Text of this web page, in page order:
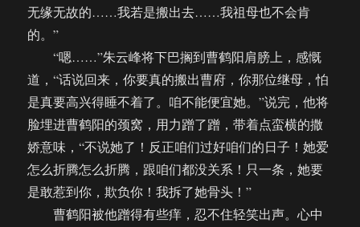
无缘无故的……我若是搬出去……我祖母也不会肯
的。”
“嗯……”朱云峰将下巴搁到曹鹤阳肩膀上，感慨
道，“话说回来，你要真的搬出曹府，你那位继母，怕
是真要高兴得睡不着了。咱不能便宜她。”说完，他将
脸埋进曹鹤阳的颈窝，用力蹭了蹭，带着点蛮横的撒
娇意味，“不说她了！反正咱们过好咱们的日子！她爱
怎么折腾怎么折腾，跟咱们都没关系！只一条，她要
是敢惹到你，欺负你！我拆了她骨头！”
曹鹤阳被他蹭得有些痒，忍不住轻笑出声。心中